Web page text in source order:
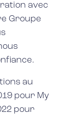
avec
Groupe
au
pour My
pour